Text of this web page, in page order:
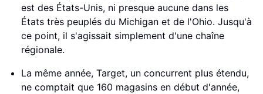
est des États-Unis, ni presque aucune dans les
États très peuplés du Michigan et de l'Ohio. Jusqu'à
ce point, il s'agissait simplement d'une chaîne
régionale.
La même année, Target, un concurrent plus étendu,
ne comptait que 160 magasins en début d'année,